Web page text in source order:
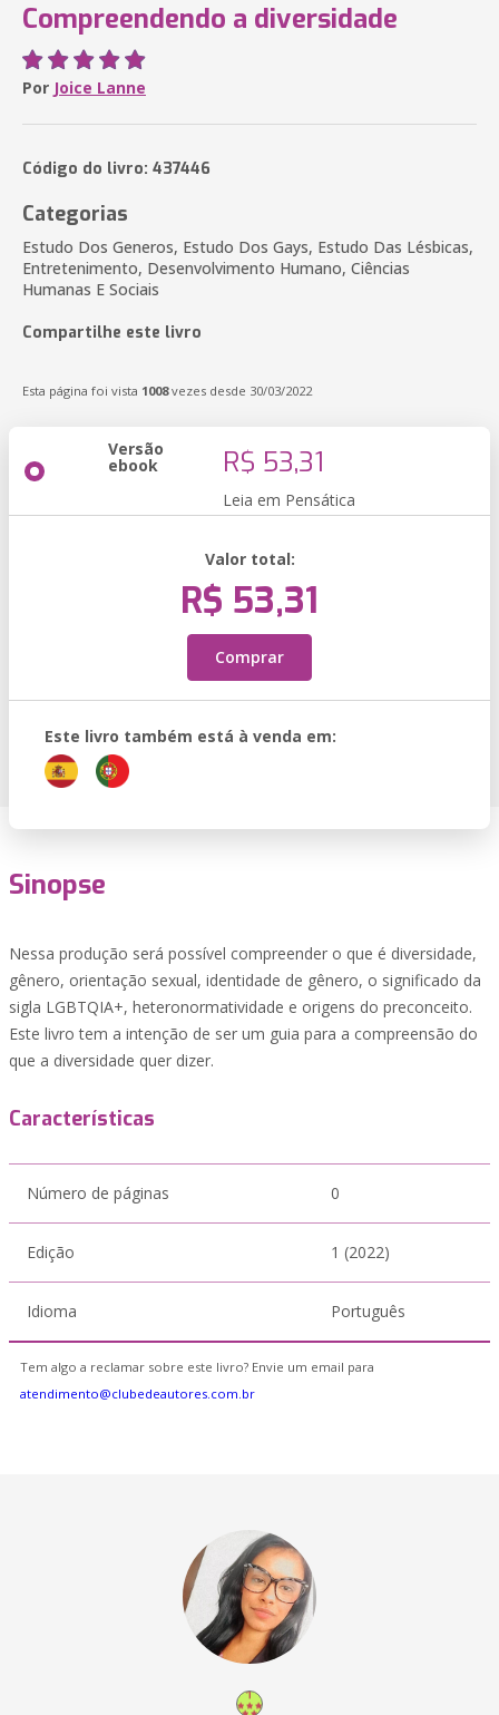
Compreendendo a diversidade
Por Joice Lanne
Código do livro: 437446
Categorias
Estudo Dos Generos, Estudo Dos Gays, Estudo Das Lésbicas,
Entretenimento, Desenvolvimento Humano, Ciências
Humanas E Sociais
Compartilhe este livro
Esta página foi vista 1008vezes desde 30/03/2022
Versão
ebook R$ 53,31
Leia em Pensática
Valor total:
R$ 53,31
Comprar
Este livro também está à venda em:
Sinopse
Nessa produção será possível compreender o que é diversidade,
gênero, orientação sexual, identidade de gênero, o significado da
sigla LGBTQIA+, heteronormatividade e origens do preconceito.
Este livro tem a intenção de ser um guia para a compreensão do
que a diversidade quer dizer.
Características
Número de páginas 0
Edição 1 (2022)
Idioma Português
Tem algo a reclamar sobre este livro? Envie um email para
atendimento@clubedeautores.com.br